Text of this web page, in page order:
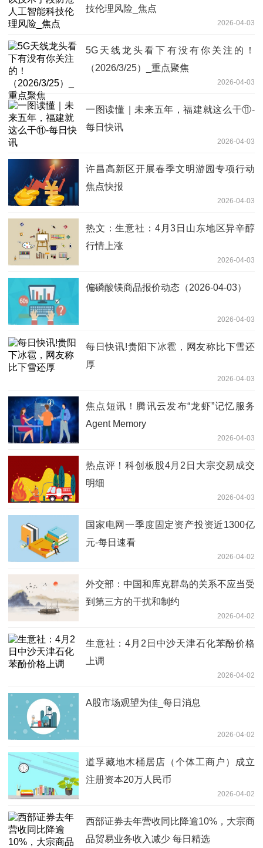
技伦理风险_焦点
2026-04-03
5G天线龙头看下有没有你关注的！
（2026/3/25）_重点聚焦
2026-04-03
一图读懂｜未来五年，福建就这么干⑪-
每日快讯
2026-04-03
许昌高新区开展春季文明游园专项行动
焦点快报
2026-04-03
热文：生意社：4月3日山东地区异辛醇
行情上涨
2026-04-03
偏磷酸镁商品报价动态（2026-04-03）
2026-04-03
每日快讯!贵阳下冰雹，网友称比下雪还
厚
2026-04-03
焦点短讯！腾讯云发布“龙虾”记忆服务
Agent Memory
2026-04-03
热点评！科创板股4月2日大宗交易成交
明细
2026-04-03
国家电网一季度固定资产投资近1300亿
元-每日速看
2026-04-02
外交部：中国和库克群岛的关系不应当受
到第三方的干扰和制约
2026-04-02
生意社：4月2日中沙天津石化苯酚价格
上调
2026-04-02
A股市场观望为佳_每日消息
2026-04-02
道孚藏地木桶居店（个体工商户）成立
注册资本20万人民币
2026-04-02
西部证券去年营收同比降逾10%，大宗商
品贸易业务收入减少 每日精选